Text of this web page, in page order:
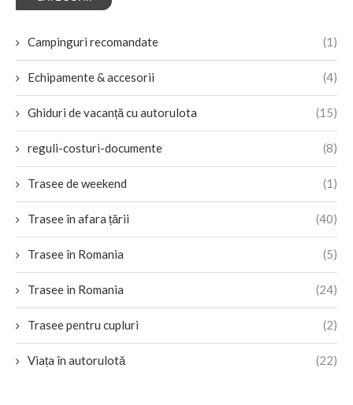
Campinguri recomandate (1)
Echipamente & accesorii (4)
Ghiduri de vacanță cu autorulota (15)
reguli-costuri-documente (8)
Trasee de weekend (1)
Trasee în afara țării (40)
Trasee în Romania (5)
Trasee in Romania (24)
Trasee pentru cupluri (2)
Viața în autorulotă (22)